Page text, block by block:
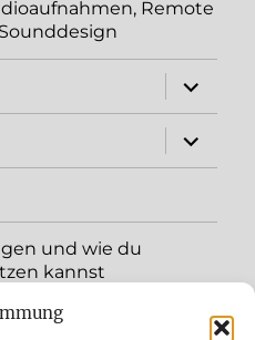
Remote
öffnen
öffnen
und wie du
kannst